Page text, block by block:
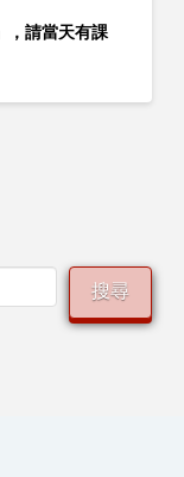
，請當天有課
搜尋